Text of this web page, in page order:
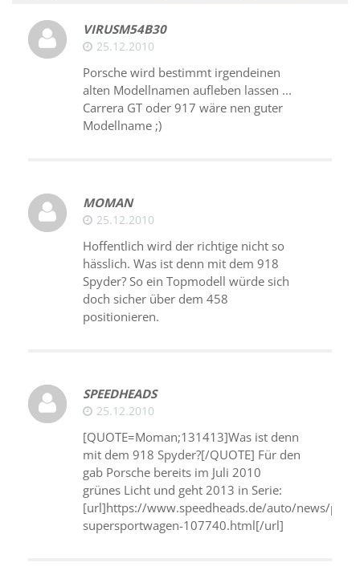
VIRUSM54B30
25.12.2010
Porsche wird bestimmt irgendeinen
alten Modellnamen aufleben lassen ...
Carrera GT oder 917 wäre nen guter
Modellname ;)
MOMAN
25.12.2010
Hoffentlich wird der richtige nicht so
hässlich. Was ist denn mit dem 918
Spyder? So ein Topmodell würde sich
doch sicher über dem 458
positionieren.
SPEEDHEADS
25.12.2010
[QUOTE=Moman;131413]Was ist denn
mit dem 918 Spyder?[/QUOTE] Für den
gab Porsche bereits im Juli 2010
grünes Licht und geht 2013 in Serie:
[url]https://www.speedheads.de/auto/news/
supersportwagen-107740.html[/url]